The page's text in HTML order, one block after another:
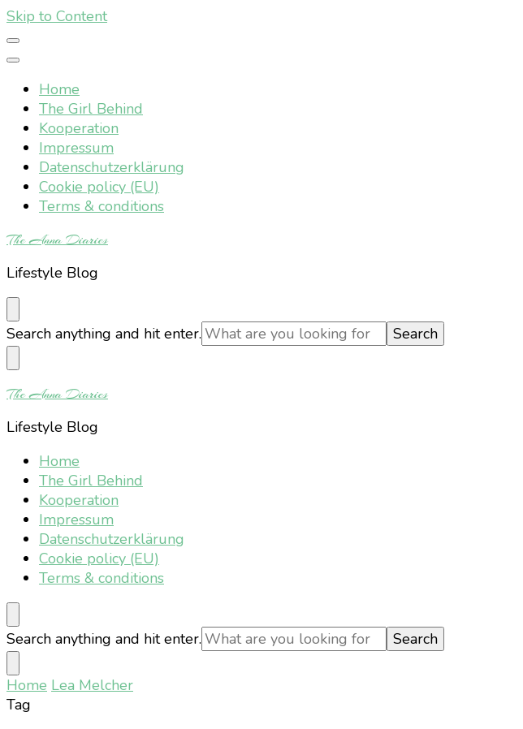
Skip to Content
Home
The Girl Behind
Kooperation
Impressum
Datenschutzerklärung
Cookie policy (EU)
Terms & conditions
The Anna Diaries
Lifestyle Blog
Looking
for
Something?
Search anything and hit enter.
The Anna Diaries
Lifestyle Blog
Home
The Girl Behind
Kooperation
Impressum
Datenschutzerklärung
Cookie policy (EU)
Terms & conditions
Looking
for
Something?
Search anything and hit enter.
Home Lea Melcher
Tag